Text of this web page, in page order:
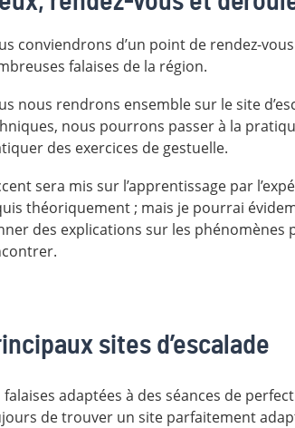
conviendrons d’un point de rendez-
falaises de la région.
nous rendrons ensemble sur le site
nous pourrons passer à la
des exercices de gestuelle.
sera mis sur l’apprentissage par
théoriquement ; mais je pourrai
des explications sur les phénomènes
sites d’escalade
falaises adaptées à des séances de
de trouver un site parfaitement